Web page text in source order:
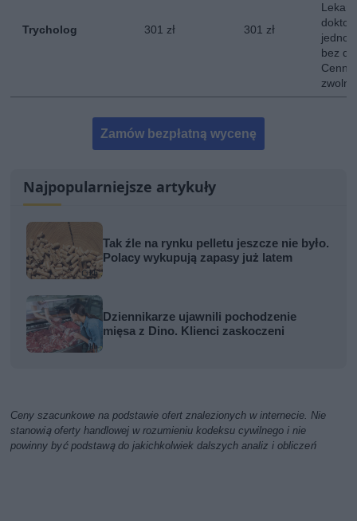
Trycholog 301 zł 301 zł
bez
Zamów bezpłatną wycenę
Najpopularniejsze artykuły
Tak źle na rynku pelletu jeszcze nie było.
Polacy wykupują zapasy już latem
Dziennikarze ujawnili pochodzenie
mięsa z Dino. Klienci zaskoczeni
Ceny szacunkowe na podstawie ofert znalezionych w internecie. Nie
stanowią oferty handlowej w rozumieniu kodeksu cywilnego i nie
powinny być podstawą do jakichkolwiek dalszych analiz i obliczeń